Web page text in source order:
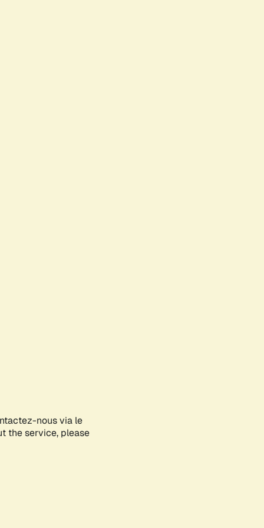
nous via le
the service, please